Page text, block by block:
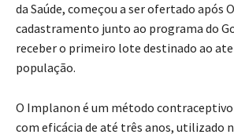
da Saúde, começou a ser ofertado após
cadastramento junto ao programa do
receber o primeiro lote destinado ao
população.
O Implanon é um método
com eficácia de até três anos, utilizado